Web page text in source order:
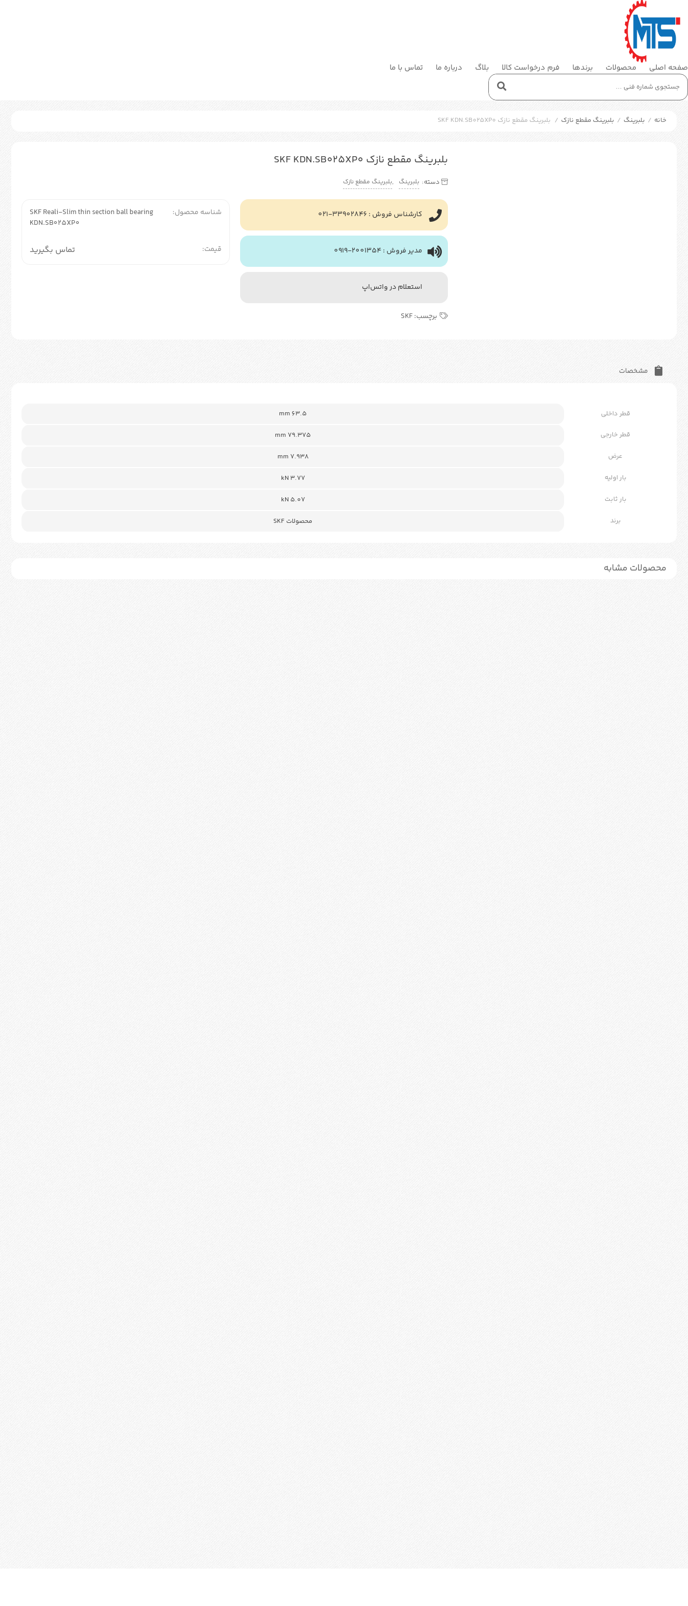
صفحه اصلی محصولات برندها فرم درخواست کالا بلاگ درباره ما تماس با ما
خانه / بلبرینگ / بلبرینگ مقطع نازک / بلبرینگ مقطع نازک SKF KDN.SB025XP0
بلبرینگ مقطع نازک SKF KDN.SB025XP0
دسته: بلبرینگ ,بلبرینگ مقطع نازک
کارشناس فروش : 33902846-021
مدیر فروش : 2001354-0919
استعلام در واتس‌اپ
برچسب:SKF
شناسه محصول:
SKF Reali-Slim thin section ball bearing
KDN.SB025XP0
قیمت: تماس بگیرید
مشخصات
قطر داخلی 63.5 mm
قطر خارجی 79.375 mm
عرض 7.938 mm
بار اولیه 3.77 kN
بار ثابت 5.07 kN
برند محصولات SKF
محصولات مشابه